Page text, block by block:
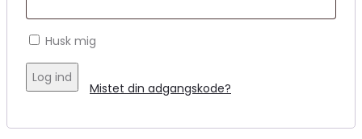
Husk mig
Log ind
Mistet din adgangskode?